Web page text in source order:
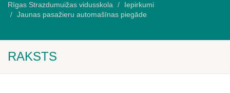
Rīgas Strazdumuižas vidusskola
Iepirkumi
Jaunas pasažieru automašīnas piegāde
RAKSTS